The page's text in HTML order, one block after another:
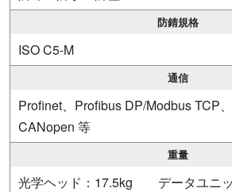
防錆規格
ISO C5-M
通信
Profinet、Profibus DP/Modbus TCP
CANopen 等
重量
光学ヘッド：17.5kg データユニ